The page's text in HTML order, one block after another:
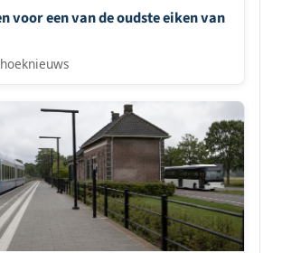
voor een van de oudste eiken van